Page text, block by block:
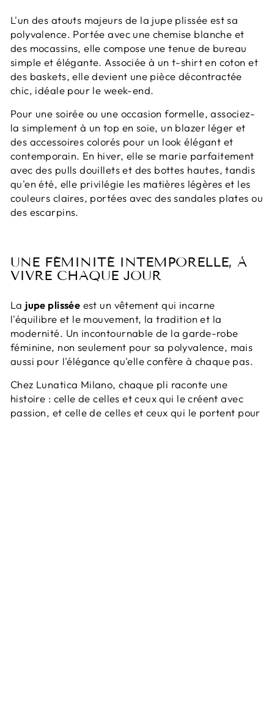
L'un des atouts majeurs de la jupe plissée est sa
polyvalence. Portée avec une chemise blanche et
des mocassins, elle compose une tenue de bureau
simple et élégante. Associée à un t-shirt en coton et
des baskets, elle devient une pièce décontractée
chic, idéale pour le week-end.
Pour une soirée ou une occasion formelle, associez-
la simplement à un top en soie, un blazer léger et
des accessoires colorés pour un look élégant et
contemporain. En hiver, elle se marie parfaitement
avec des pulls douillets et des bottes hautes, tandis
qu'en été, elle privilégie les matières légères et les
couleurs claires, portées avec des sandales plates ou
des escarpins.
UNE FÉMINITÉ INTEMPORELLE, À
VIVRE CHAQUE JOUR
La jupe plissée est un vêtement qui incarne
l'équilibre et le mouvement, la tradition et la
modernité. Un incontournable de la garde-robe
féminine, non seulement pour sa polyvalence, mais
aussi pour l'élégance qu'elle confère à chaque pas.
Chez Lunatica Milano, chaque pli raconte une
histoire : celle de celles et ceux qui le créent avec
passion, et celle de celles et ceux qui le portent pour